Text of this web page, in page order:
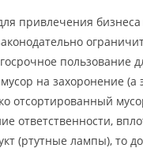
привлечения
на захоронение (а
отсортированный
ответственности,
(ртутные лампы), то